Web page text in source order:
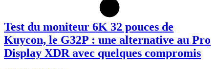
Test du moniteur 6K 32 pouces de
Kuycon, le G32P : une alternative au Pro
Display XDR avec quelques compromis